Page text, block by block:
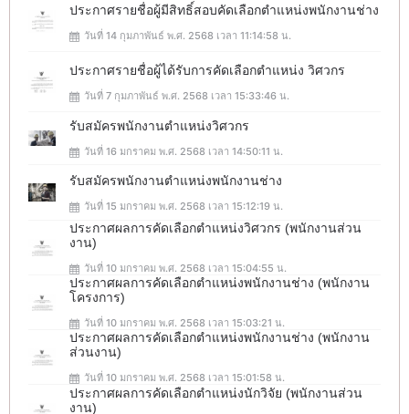
ประกาศรายชื่อผู้มีสิทธิ์สอบคัดเลือกตำแหน่งพนักงานช่าง
วันที่ 14 กุมภาพันธ์ พ.ศ. 2568 เวลา 11:14:58 น.
ประกาศรายชื่อผู้ได้รับการคัดเลือกตำแหน่ง วิศวกร
วันที่ 7 กุมภาพันธ์ พ.ศ. 2568 เวลา 15:33:46 น.
รับสมัครพนักงานตำแหน่งวิศวกร
วันที่ 16 มกราคม พ.ศ. 2568 เวลา 14:50:11 น.
รับสมัครพนักงานตำแหน่งพนักงานช่าง
วันที่ 15 มกราคม พ.ศ. 2568 เวลา 15:12:19 น.
ประกาศผลการคัดเลือกตำแหน่งวิศวกร (พนักงานส่วน
งาน)
วันที่ 10 มกราคม พ.ศ. 2568 เวลา 15:04:55 น.
ประกาศผลการคัดเลือกตำแหน่งพนักงานช่าง (พนักงาน
โครงการ)
วันที่ 10 มกราคม พ.ศ. 2568 เวลา 15:03:21 น.
ประกาศผลการคัดเลือกตำแหน่งพนักงานช่าง (พนักงาน
ส่วนงาน)
วันที่ 10 มกราคม พ.ศ. 2568 เวลา 15:01:58 น.
ประกาศผลการคัดเลือกตำแหน่งนักวิจัย (พนักงานส่วน
งาน)